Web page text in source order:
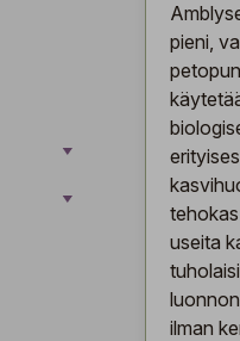
pieni,
useita
ilman